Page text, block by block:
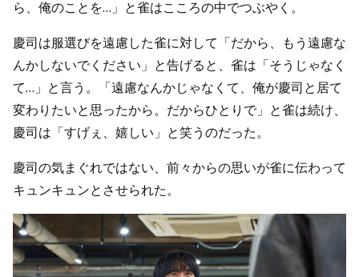
ら、俺のことを…」と雀はこころの中でつぶやく。
慶司は服選びを遠慮した雀に対して「だから、もう遠慮な
んかしないでください」と告げると、雀は「そうじゃなく
て…」と言う。「遠慮なんかじゃなくて、俺が慶司と居て
変わりたいと思ったから。だからひとりで」と雀は続け、
慶司は「すげぇ、嬉しい」と笑うのだった。
慶司の気まぐれではない、前々からの思いが雀に伝わって
キュンキュンとさせられた。